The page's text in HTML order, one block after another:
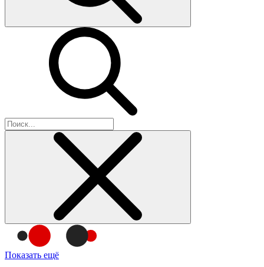
Показать ещё